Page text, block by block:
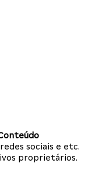
sociais e etc.
proprietários.